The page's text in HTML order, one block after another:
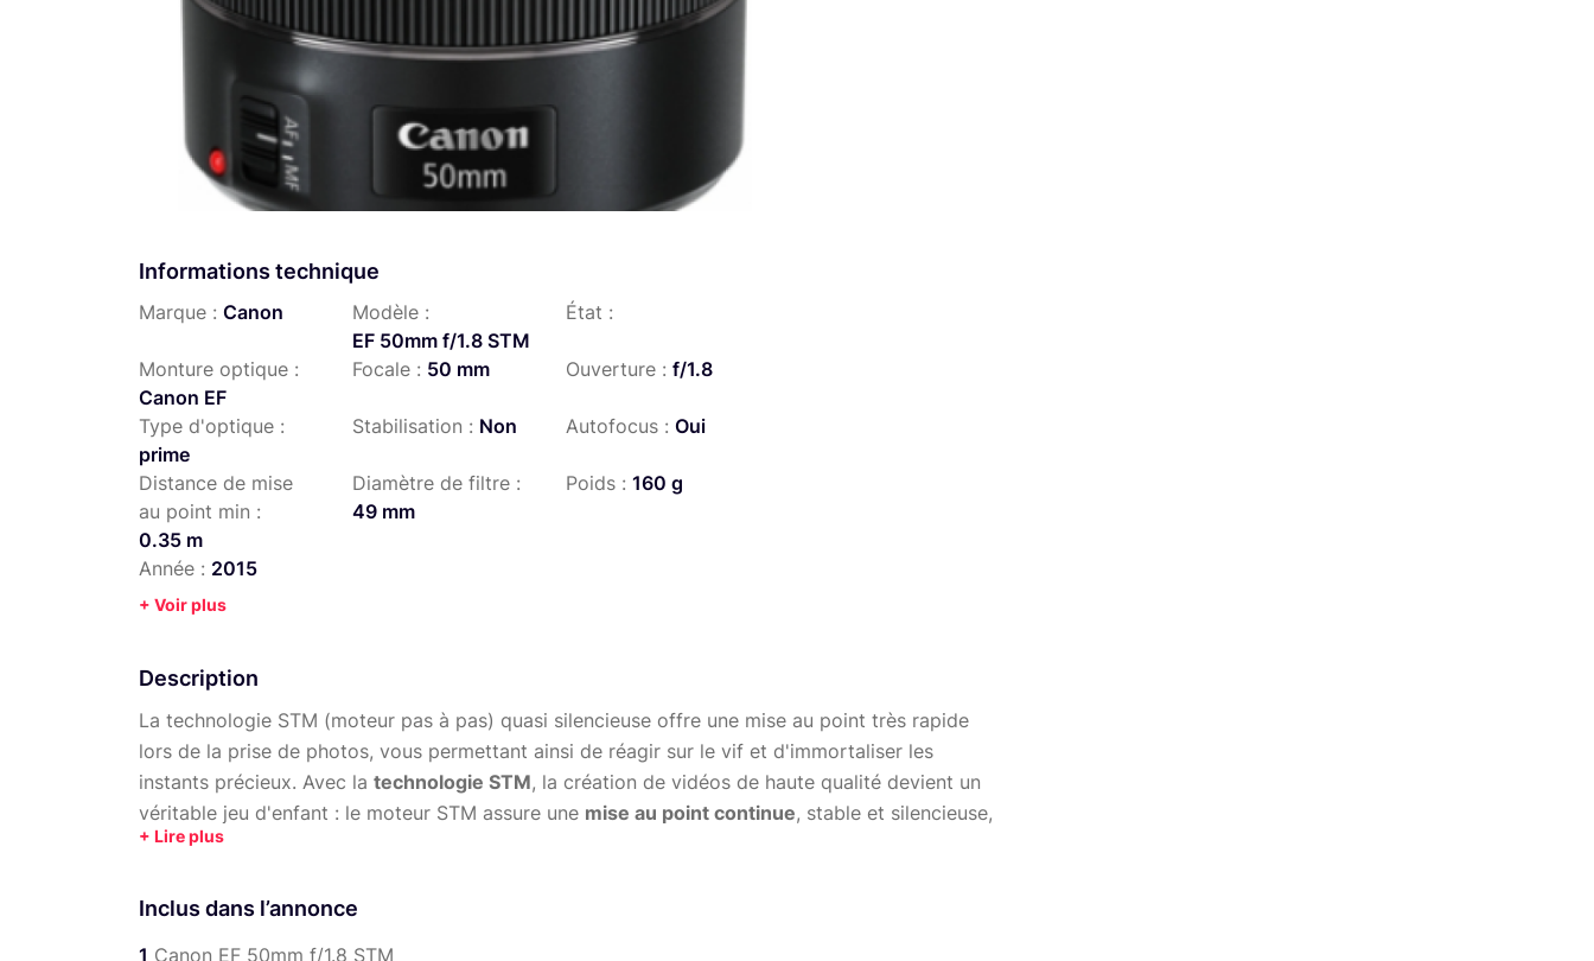
Informations technique
Marque : Canon
Modèle :
EF 50mm f/1.8 STM
État :
Monture optique :
Canon EF
Focale : 50 mm Ouverture : f/1.8
Type d'optique :
prime
Stabilisation : Non Autofocus : Oui
Distance de mise
au point min :
0.35 m
Diamètre de filtre :
49 mm
Poids : 160 g
Année : 2015
+ Voir plus
Description
La technologie STM (moteur pas à pas) quasi silencieuse offre une mise au point très rapide
lors de la prise de photos, vous permettant ainsi de réagir sur le vif et d'immortaliser les
instants précieux. Avec la technologie STM, la création de vidéos de haute qualité devient un
véritable jeu d'enfant : le moteur STM assure une mise au point continue, stable et silencieuse,
de sorte que le son de vos vidéos n'est pas altéré par le bruit du moteur de mise au point.
Canon EF 50mm f/1.8 STM
Inclus dans l’annonce
1 Canon EF 50mm f/1.8 STM